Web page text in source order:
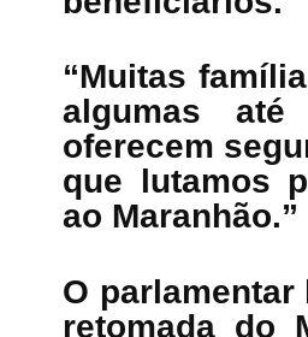
“Muitas
algumas
oferecem
que lutamos
ao Maranhão.”
O
retomada do